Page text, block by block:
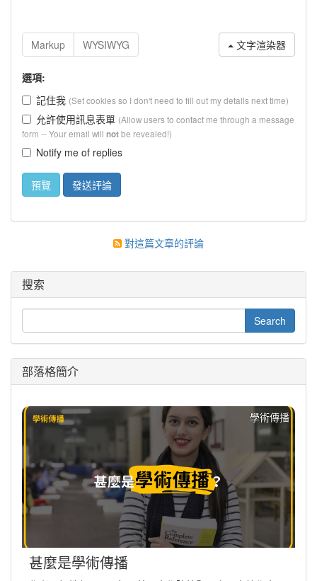
文字渲染器
選項:
記住我 (Set cookies so I don't need to fill out my details next time)
允許使用訊息表單 (Allow users to contact me through a message
form -- Your email will notbe revealed!)
Notify me of replies
對這篇文章的評論
搜索
部落格簡介
學術傳播
甚麼是學術傳播